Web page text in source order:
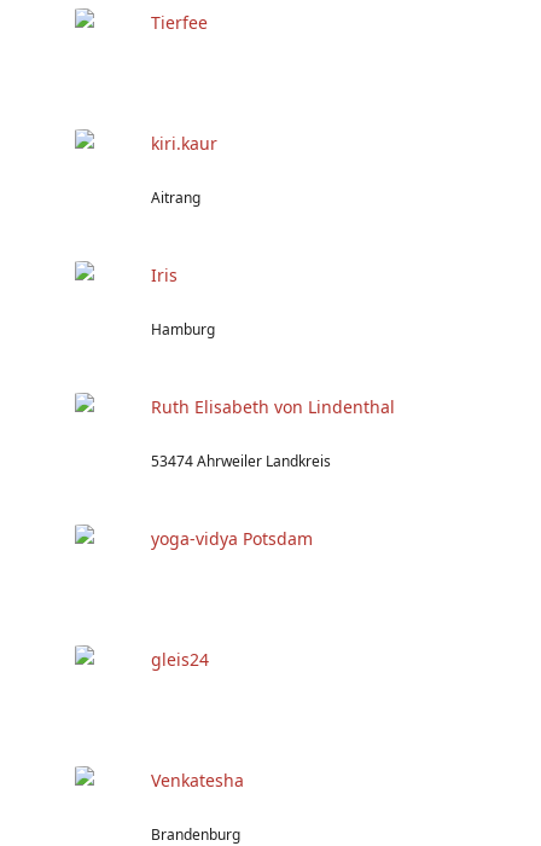
Tierfee
kiri.kaur
Aitrang
Iris
Hamburg
Ruth Elisabeth von Lindenthal
53474 Ahrweiler Landkreis
yoga-vidya Potsdam
gleis24
Venkatesha
Brandenburg